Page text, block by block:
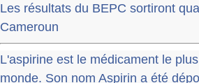
Les résultats du BEPC sortiront
Cameroun
L'aspirine est le médicament le
monde. Son nom Aspirin a été